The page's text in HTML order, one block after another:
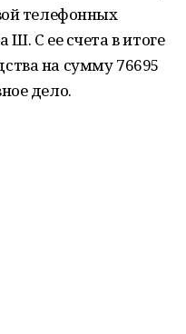
телефонных
Ш. С ее счета в итоге
на сумму 76695
дело.